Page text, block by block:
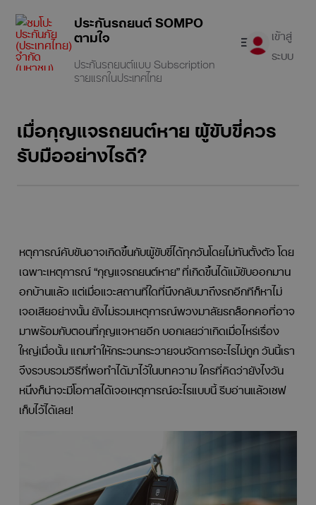
ประกันรถยนต์ SOMPO
ตามใจ
ประกันรถยนต์แบบ Subscription
รายแรกในประเทศไทย
เช็คเบี้ยออนไลน์
ประกันรถยนต์
เคล็ดลับดูแลรถ
เข้าสู่
ระบบ
เมื่อกุญแจรถยนต์หาย ผู้ขับขี่ควร
รับมืออย่างไรดี?
หตุการณ์คับขันอาจเกิดขึ้นกับผู้ขับขี่ได้ทุกวันโดยไม่ทันตั้งตัว โดย
เฉพาะเหตุการณ์ “กุญแจรถยนต์หาย” ที่เกิดขึ้นได้แม้ขับออกมาน
อกบ้านแล้ว แต่เมื่อแวะสถานที่ใดที่นึงกลับมาถึงรถอีกทีก็หาไม่
เจอเสียอย่างนั้น ยังไม่รวมเหตุการณ์พวงมาลัยรถล็อกคอที่อาจ
มาพร้อมกับตอนที่กุญแจหายอีก บอกเลยว่าเกิดเมื่อไหร่เรื่อง
ใหญ่เมื่อนั้น แถมทำให้กระวนกระวายจนจัดการอะไรไม่ถูก วันนี้เรา
จึงรวบรวมวิธีที่พอทำได้มาไว้ในบทความ ใครที่คิดว่ายังไงวัน
หนึ่งก็น่าจะมีโอกาสได้เจอเหตุการณ์อะไรแบบนี้ รีบอ่านแล้วเซฟ
เก็บไว้ได้เลย!